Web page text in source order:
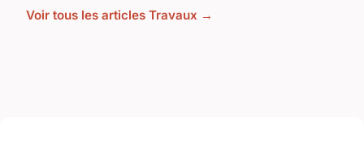
Voir tous les articles Travaux →